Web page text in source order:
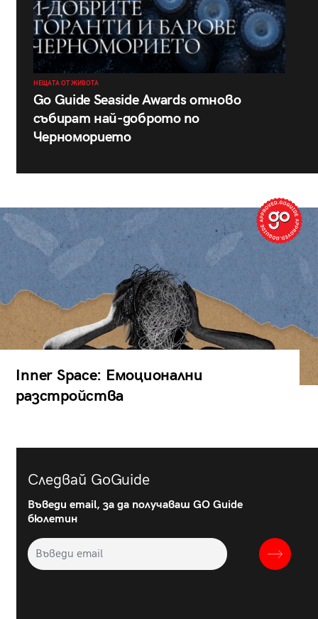
НЕЩАТА ОТ ЖИВОТА
Go Guide Seaside Awards отново
събират най-доброто по
Черноморието
Inner Space: Емоционални
разстройства
Следвай GoGuide
Въведи email, за да получаваш GO Guide
бюлетин